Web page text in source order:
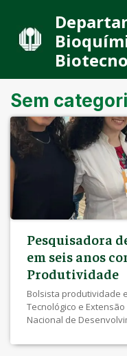
Sem
Pesquisadora
em seis anos
Produtividade
Bolsista produtividade
Tecnológico e
Nacional de
de Ciências